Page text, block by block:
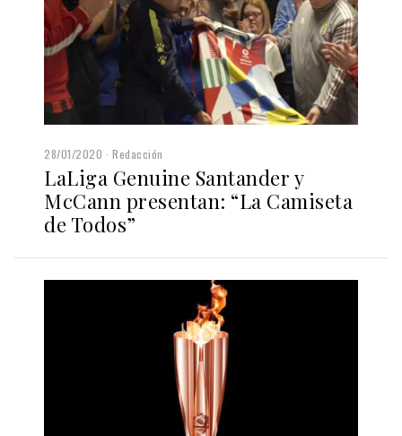
28/01/2020 Redacción
LaLiga Genuine Santander y
McCann presentan: “La Camiseta
de Todos”